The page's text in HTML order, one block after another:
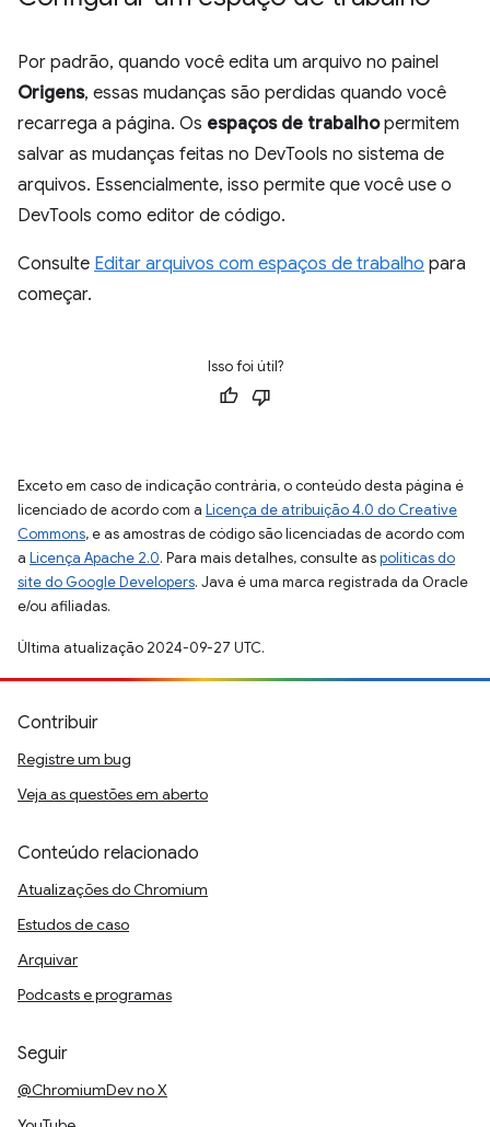
Por padrão, quando você edita um arquivo no painel
Origens, essas mudanças são perdidas quando você
recarrega a página. Os espaços de trabalhopermitem
salvar as mudanças feitas no DevTools no sistema de
arquivos. Essencialmente, isso permite que você use o
DevTools como editor de código.
Consulte Editar arquivos com espaços de trabalho para
começar.
Isso foi útil?
Exceto em caso de indicação contrária, o conteúdo desta página é
licenciado de acordo com a Licença de atribuição 4.0 do Creative
Commons, e as amostras de código são licenciadas de acordo com
a Licença Apache 2.0. Para mais detalhes, consulte aspolíticas do
site do Google Developers. Java é uma marca registrada da Oracle
e/ou afiliadas.
Última atualização 2024-09-27 UTC.
Contribuir
Registre um bug
Veja as questões em aberto
Conteúdo relacionado
Atualizações do Chromium
Estudos de caso
Arquivar
Podcasts e programas
Seguir
@ChromiumDev no X